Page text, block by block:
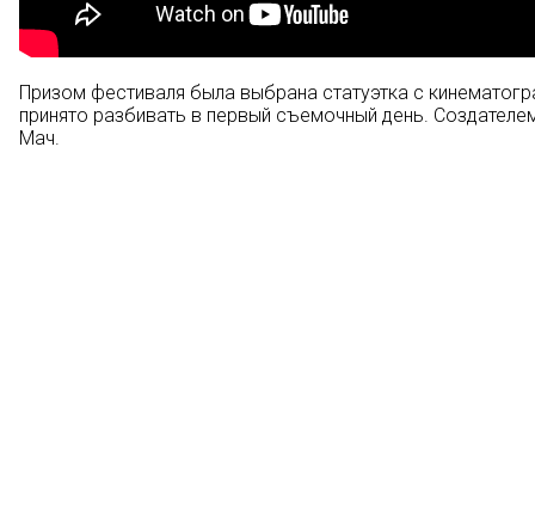
Призом фестиваля была выбрана статуэтка с
принято разбивать в первый съемочный день.
Мач.